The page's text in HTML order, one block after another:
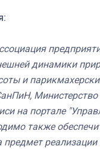
динамики
и
на портале
также